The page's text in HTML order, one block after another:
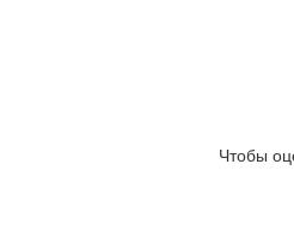
Чтобы